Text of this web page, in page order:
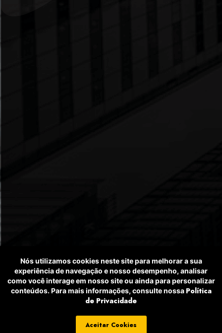
Nós utilizamos cookies neste site para melhorar a sua
experiência de navegação e nosso desempenho, analisar
como você interage em nosso site ou ainda para personalizar
conteúdos. Para mais informações, consulte nossa Política
de Privacidade
Aceitar Cookies